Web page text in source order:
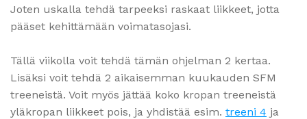
Joten uskalla tehdä tarpeeksi raskaat liikkeet, jotta
pääset kehittämään voimatasojasi.
Tällä viikolla voit tehdä tämän ohjelman 2 kertaa.
Lisäksi voit tehdä 2 aikaisemman kuukauden SFM
treeneistä. Voit myös jättää koko kropan treeneistä
yläkropan liikkeet pois, ja yhdistää esim. treeni 4 ja